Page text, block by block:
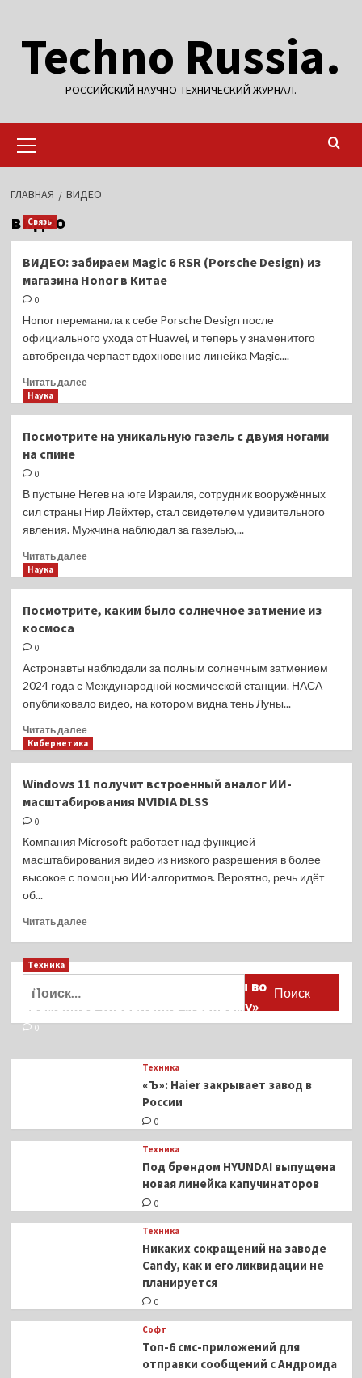
содержимому
Techno Russia.
РОССИЙСКИЙ НАУЧНО-ТЕХНИЧЕСКИЙ ЖУРНАЛ.
меню
ГЛАВНАЯ ВИДЕО
видео
Связь
ВИДЕО: забираем Magic 6 RSR (Porsche Design) из
магазина Honor в Китае
0
Honor переманила к себе Porsche Design после
официального ухода от Huawei, и теперь у знаменитого
автобренда черпает вдохновение линейка Magic....
Читать далееПрочитать
забираем
Design)
из
в
Наука
Посмотрите на уникальную газель с двумя ногами
на спине
0
В пустыне Негев на юге Израиля, сотрудник вооружённых
сил страны Нир Лейхтер, стал свидетелем удивительного
явления. Мужчина наблюдал за газелью,...
Читать далееПрочитать
на
ногами
на
Наука
Посмотрите, каким было солнечное затмение из
космоса
0
Астронавты наблюдали за полным солнечным затмением
2024 года с Международной космической станции. НАСА
опубликовало видео, на котором видна тень Луны...
Читать далееПрочитать
больше
каким
было
затмение
космоса
Кибернетика
Windows 11 получит встроенный аналог ИИ-
масштабирования NVIDIA DLSS
0
Компания Microsoft работает над функцией
масштабирования видео из низкого разрешения в более
высокое с помощью ИИ-алгоритмов. Вероятно, речь идёт
об...
Читать далееПрочитать
Windows
встроенный
аналог
масштабирования
Техника
Активы Ariston и Bosch переданы во
временное управление «Газпрому»
0
Техника
«Ъ»: Haier закрывает завод в
России
0
Техника
Под брендом HYUNDAI выпущена
новая линейка капучинаторов
0
Техника
Никаких сокращений на заводе
Candy, как и его ликвидации не
планируется
0
Софт
Топ-6 смс-приложений для
отправки сообщений с Андроида